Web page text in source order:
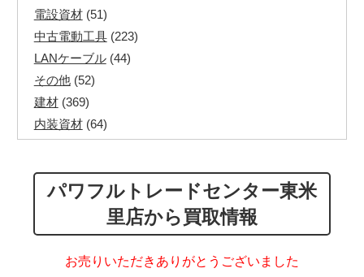
電設資材(51)
中古電動工具(223)
LANケーブル(44)
その他(52)
建材(369)
内装資材(64)
その他ツール (48)
その他建築資材(113)
半端電線(40)
パワフルトレードセンター東米
里店から買取情報
お売りいただきありがとうございました